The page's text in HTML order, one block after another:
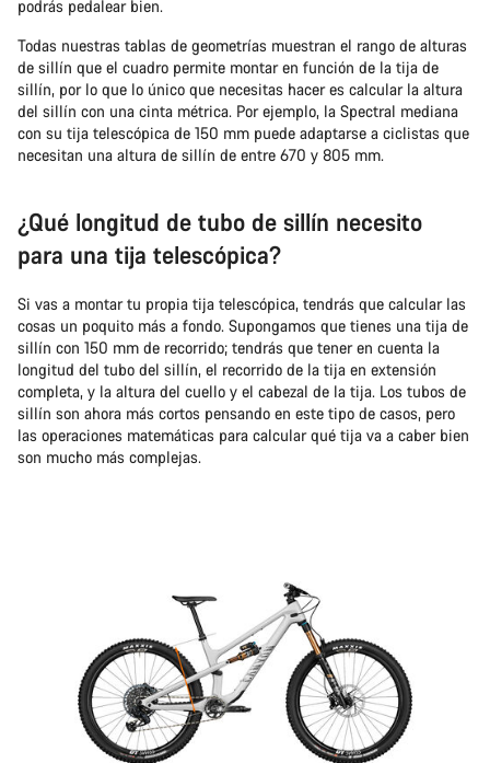
podrás pedalear bien.
Todas nuestras tablas de geometrías muestran el rango de alturas
de sillín que el cuadro permite montar en función de la tija de
sillín, por lo que lo único que necesitas hacer es calcular la altura
del sillín con una cinta métrica. Por ejemplo, la Spectral mediana
con su tija telescópica de 150 mm puede adaptarse a ciclistas que
necesitan una altura de sillín de entre 670 y 805 mm.
¿Qué longitud de tubo de sillín necesito
para una tija telescópica?
Si vas a montar tu propia tija telescópica, tendrás que calcular las
cosas un poquito más a fondo. Supongamos que tienes una tija de
sillín con 150 mm de recorrido; tendrás que tener en cuenta la
longitud del tubo del sillín, el recorrido de la tija en extensión
completa, y la altura del cuello y el cabezal de la tija. Los tubos de
sillín son ahora más cortos pensando en este tipo de casos, pero
las operaciones matemáticas para calcular qué tija va a caber bien
son mucho más complejas.